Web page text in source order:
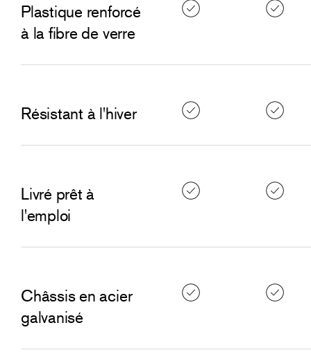
Plastique renforcé
à la fibre de verre
Résistant à l'hiver
Livré prêt à
l'emploi
Châssis en acier
galvanisé